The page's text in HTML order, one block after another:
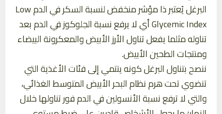
البرغل يُعتبر ذا مؤشر منخفض لنسبة السكر في الدم Low
Glycemic Index أي لا يرفع نسبة الجلوكوز في الدم بعد
تناوله مثلما يفعل تناول الأرز الأبيض والمعكرونة البيضاء
ومنتجات الطحين الأبيض.
ننصح بتناول البرغل كونه ينتمي إلى فئات الأغذية التي
تنضوي تحت هرم نظام البحر الأبيض المتوسط الغذائي،
والتي لا ترفع نسبة الأنسولين في الدم فور تناولها خلال